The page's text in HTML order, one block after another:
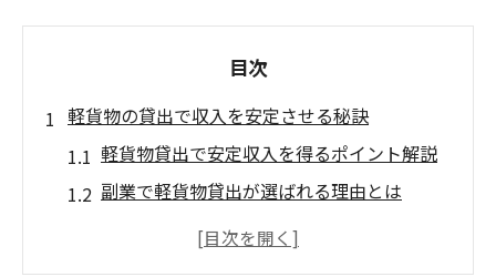
目次
軽貨物の貸出で収入を安定させる秘訣
軽貨物貸出で安定収入を得るポイント解説
副業で軽貨物貸出が選ばれる理由とは
軽貨物貸出を始めるための準備と流れ